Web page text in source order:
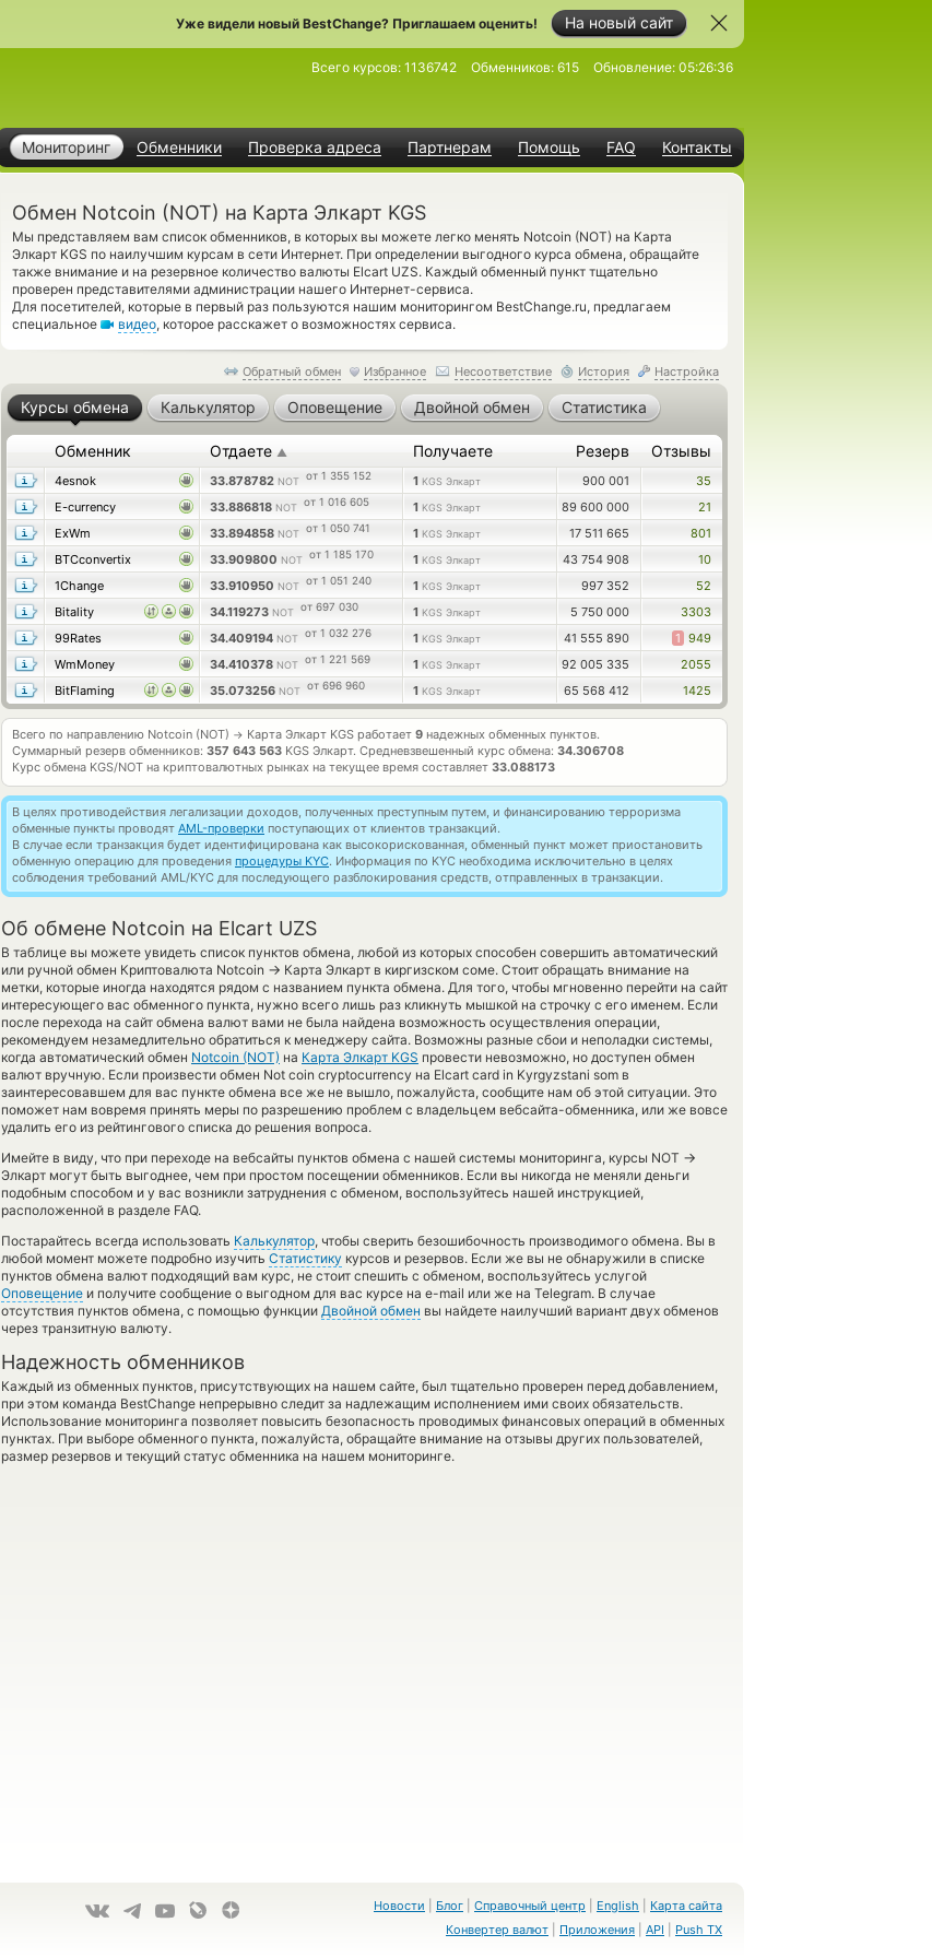
На новый сайт
Уже видели новый BestChange? Приглашаем оценить!
Мониторинг Обменники Проверка адреса Партнерам Помощь FAQ Контакты
Всего курсов: 1136742 Обменников: 615 Обновление: 05:26:36
Обмен Notcoin (NOT) на Карта Элкарт KGS
Мы представляем вам список обменников, в которых вы можете легко менять Notcoin (NOT) на Карта
Элкарт KGS по наилучшим курсам в сети Интернет. При определении выгодного курса обмена, обращайте
также внимание и на резервное количество валюты Elcart UZS. Каждый обменный пункт тщательно
проверен представителями администрации нашего Интернет-сервиса.
Для посетителей, которые в первый раз пользуются нашим мониторингом BestChange.ru, предлагаем
специальное
видео, которое расскажет о возможностях сервиса.
Обратный обмен Избранное Несоответствие История Настройка
Курсы обмена Калькулятор Оповещение Двойной обмен Статистика
Обменник Отдаете ▲ Получаете Резерв Отзывы
4esnok 33.878782 NOT от 1 355 152 1 KGS Элкарт 900 001
35
E-currency
33.886818 NOT от 1 016 605 1 KGS Элкарт 89 600 000
21
ExWm
33.894858 NOT от 1 050 741 1 KGS Элкарт 17 511 665
801
BTCconvertix
33.909800 NOT от 1 185 170 1 KGS Элкарт 43 754 908
10
1Change
33.910950 NOT от 1 051 240 1 KGS Элкарт 997 352
52
Bitality
34.119273 NOT от 697 030 1 KGS Элкарт 5 750 000
3303
99Rates
34.409194 NOT от 1 032 276 1 KGS Элкарт 41 555 890 1 949
WmMoney
34.410378 NOT от 1 221 569 1 KGS Элкарт 92 005 335
2055
BitFlaming
35.073256 NOT от 696 960 1 KGS Элкарт 65 568 412 1425
Всего по направлению Notcoin (NOT) → Карта Элкарт KGS работает 9 надежных обменных пунктов.
Суммарный резерв обменников: 357 643 563 KGS Элкарт. Средневзвешенный курс обмена: 34.306708
Курс обмена KGS/NOT на криптовалютных рынках на текущее время составляет 33.088173
В целях противодействия легализации доходов, полученных преступным путем, и финансированию терроризма
обменные пункты проводят AML-проверки поступающих от клиентов транзакций.
В случае если транзакция будет идентифицирована как высокорискованная, обменный пункт может приостановить
обменную операцию для проведения процедуры KYC. Информация по KYC необходима исключительно в целях
соблюдения требований AML/KYC для последующего разблокирования средств, отправленных в транзакции.
Об обмене Notcoin на Elcart UZS
В таблице вы можете увидеть список пунктов обмена, любой из которых способен совершить автоматический
или ручной обмен Криптовалюта Notcoin → Карта Элкарт в киргизском соме. Стоит обращать внимание на
метки, которые иногда находятся рядом с названием пункта обмена. Для того, чтобы мгновенно перейти на сайт
интересующего вас обменного пункта, нужно всего лишь раз кликнуть мышкой на строчку с его именем. Если
после перехода на сайт обмена валют вами не была найдена возможность осуществления операции,
рекомендуем незамедлительно обратиться к менеджеру сайта. Возможны разные сбои и неполадки системы,
когда автоматический обмен Notcoin (NOT) на Карта Элкарт KGS провести невозможно, но доступен обмен
валют вручную. Если произвести обмен Not coin cryptocurrency на Elcart card in Kyrgyzstani som в
заинтересовавшем для вас пункте обмена все же не вышло, пожалуйста, сообщите нам об этой ситуации. Это
поможет нам вовремя принять меры по разрешению проблем с владельцем вебсайта-обменника, или же вовсе
удалить его из рейтингового списка до решения вопроса.
Имейте в виду, что при переходе на вебсайты пунктов обмена с нашей системы мониторинга, курсы NOT →
Элкарт могут быть выгоднее, чем при простом посещении обменников. Если вы никогда не меняли деньги
подобным способом и у вас возникли затруднения с обменом, воспользуйтесь нашей инструкцией,
расположенной в разделе FAQ.
Постарайтесь всегда использовать Калькулятор, чтобы сверить безошибочность производимого обмена. Вы в
любой момент можете подробно изучить Статистику курсов и резервов. Если же вы не обнаружили в списке
пунктов обмена валют подходящий вам курс, не стоит спешить с обменом, воспользуйтесь услугой
Оповещение и получите сообщение о выгодном для вас курсе на e-mail или же на Telegram. В случае
отсутствия пунктов обмена, с помощью функции Двойной обмен вы найдете наилучший вариант двух обменов
через транзитную валюту.
Надежность обменников
Каждый из обменных пунктов, присутствующих на нашем сайте, был тщательно проверен перед добавлением,
при этом команда BestChange непрерывно следит за надлежащим исполнением ими своих обязательств.
Использование мониторинга позволяет повысить безопасность проводимых финансовых операций в обменных
пунктах. При выборе обменного пункта, пожалуйста, обращайте внимание на отзывы других пользователей,
размер резервов и текущий статус обменника на нашем мониторинге.
Новости Блог Справочный центр English
Карта сайта
Конвертер валют
Приложения API Push TX